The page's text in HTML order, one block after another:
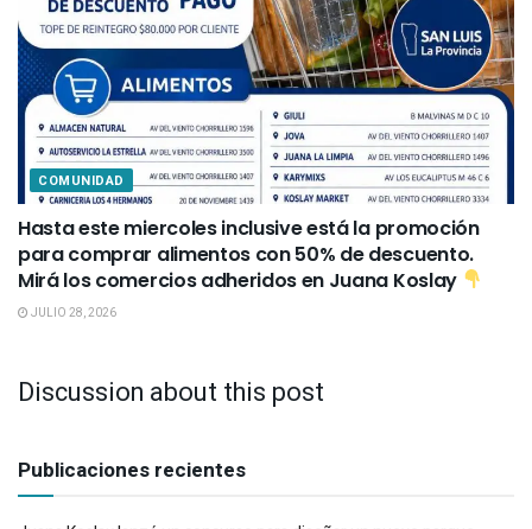
COMUNIDAD
Hasta este miercoles inclusive está la promoción
para comprar alimentos con 50% de descuento.
Mirá los comercios adheridos en Juana Koslay
JULIO 28, 2026
Discussion about this post
Publicaciones recientes